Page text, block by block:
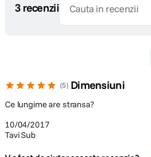
3 recenzii
5 Dimensiuni
10/04/2017
Tavi Sub
Ce lungime are stransa?